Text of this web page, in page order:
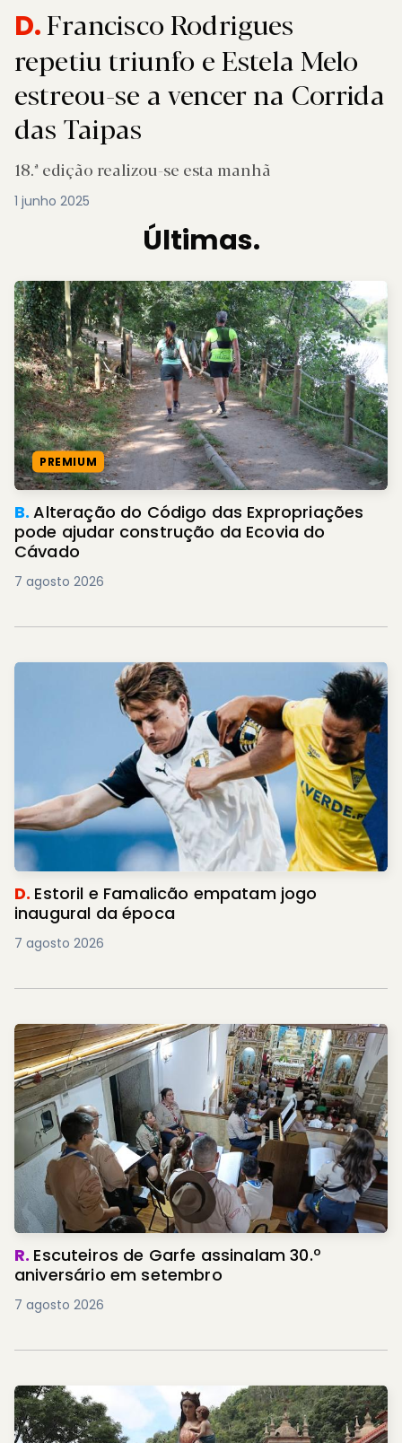
D.Francisco Rodrigues
repetiu triunfo e Estela Melo
estreou-se a vencer na Corrida
das Taipas
18.ª edição realizou-se esta manhã
1 junho 2025
Últimas.
PREMIUM
B.Alteração do Código das Expropriações
pode ajudar construção da Ecovia do
Cávado
7 agosto 2026
D. Estoril e Famalicão empatam jogo
inaugural da época
7 agosto 2026
R. Escuteiros de Garfe assinalam 30.º
aniversário em setembro
7 agosto 2026